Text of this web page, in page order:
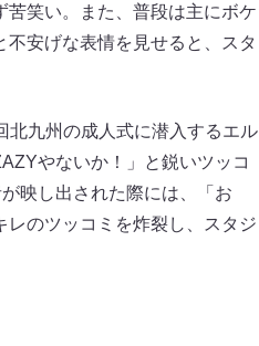
笑い。また、普段は主にボケ
安げな表情を見せると、スタ
北九州の成人式に潜入するエル
やないか！」と鋭いツッコ
映し出された際には、「お
のツッコミを炸裂し、スタジ